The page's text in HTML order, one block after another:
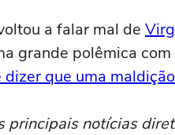
a falar mal de
grande polêmica
dizer que uma
principais notícias